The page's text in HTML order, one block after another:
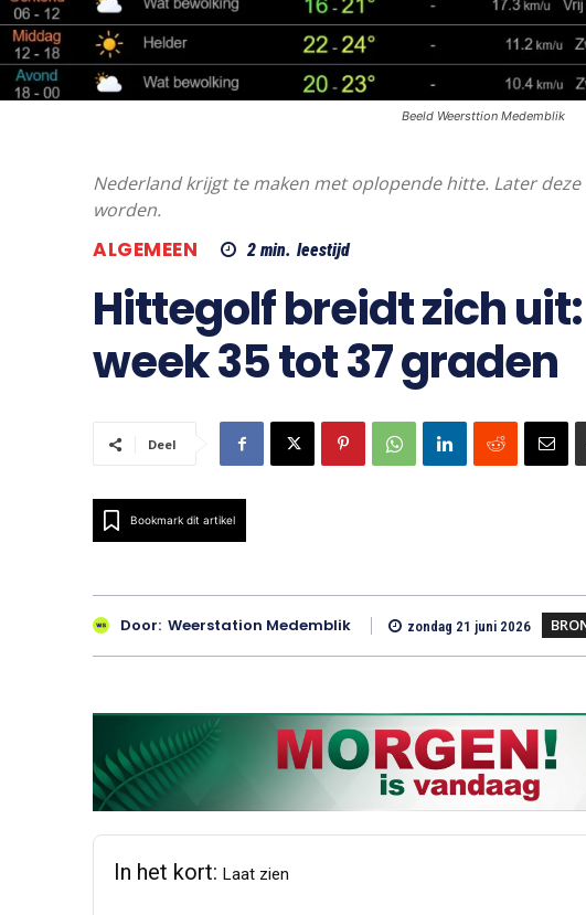
Beeld Weersttion Medemblik
Nederland krijgt te maken met oplopende hitte. Later
worden.
ALGEMEEN 2 min. leestijd
Hittegolf breidt zich
week 35 tot 37 graden
Deel
Bookmark dit artikel
Door: Weerstation Medemblik zondag 21 juni 2026
In het kort: Laat zien